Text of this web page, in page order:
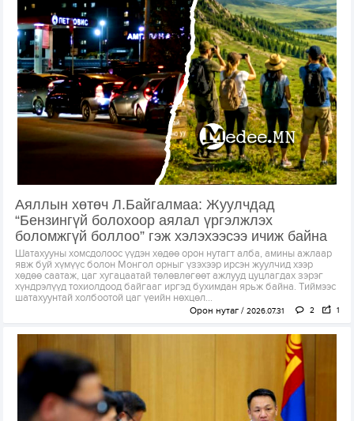
Аяллын хөтөч Л.Байгалмаа: Жуулчдад
“Бензингүй болохоор аялал үргэлжлэх
боломжгүй боллоо” гэж хэлэхээсээ ичиж байна
Шатахууны хомсдолоос үүдэн хөдөө орон нутагт алба, амины ажлаар
явж буй хүмүүс болон Монгол орныг үзэхээр ирсэн жуулчид хээр
хөдөө саатаж, цаг хугацаатай төлөвлөгөөт ажлууд цуцлагдах зэрэг
хүндрэлүүд тохиолдоод байгааг иргэд бухимдан ярьж байна. Тиймээс
шатахуунтай холбоотой цаг үеийн нөхцөл...
Орон нутаг 2026.07.31 2 1